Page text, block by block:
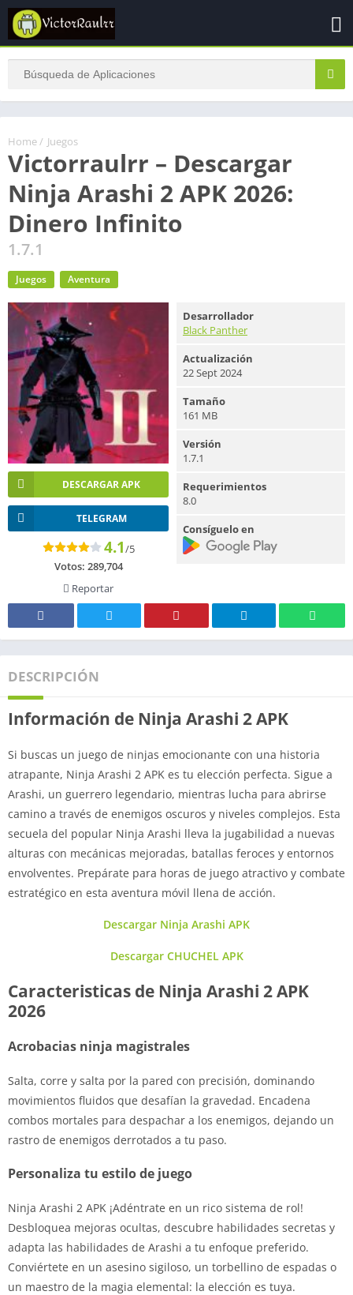
Home / Juegos
Victorraulrr – Descargar
Ninja Arashi 2 APK 2026:
Dinero Infinito
1.7.1
Juegos Aventura
DESCARGAR APK
TELEGRAM
4.1/5
Votos: 289,704
Reportar
Desarrollador
Black Panther
Actualización
22 Sept 2024
Tamaño
161 MB
Versión
1.7.1
Requerimientos
8.0
Consíguelo en
DESCRIPCIÓN
Información de Ninja Arashi 2 APK
Si buscas un juego de ninjas emocionante con una historia
atrapante, Ninja Arashi 2 APK es tu elección perfecta. Sigue a
Arashi, un guerrero legendario, mientras lucha para abrirse
camino a través de enemigos oscuros y niveles complejos. Esta
secuela del popular Ninja Arashi lleva la jugabilidad a nuevas
alturas con mecánicas mejoradas, batallas feroces y entornos
envolventes. Prepárate para horas de juego atractivo y combate
estratégico en esta aventura móvil llena de acción.
Descargar Ninja Arashi APK
Descargar CHUCHEL APK
Caracteristicas de Ninja Arashi 2 APK
2026
Acrobacias ninja magistrales
Salta, corre y salta por la pared con precisión, dominando
movimientos fluidos que desafían la gravedad. Encadena
combos mortales para despachar a los enemigos, dejando un
rastro de enemigos derrotados a tu paso.
Personaliza tu estilo de juego
Ninja Arashi 2 APK ¡Adéntrate en un rico sistema de rol!
Desbloquea mejoras ocultas, descubre habilidades secretas y
adapta las habilidades de Arashi a tu enfoque preferido.
Conviértete en un asesino sigiloso, un torbellino de espadas o
un maestro de la magia elemental: la elección es tuya.